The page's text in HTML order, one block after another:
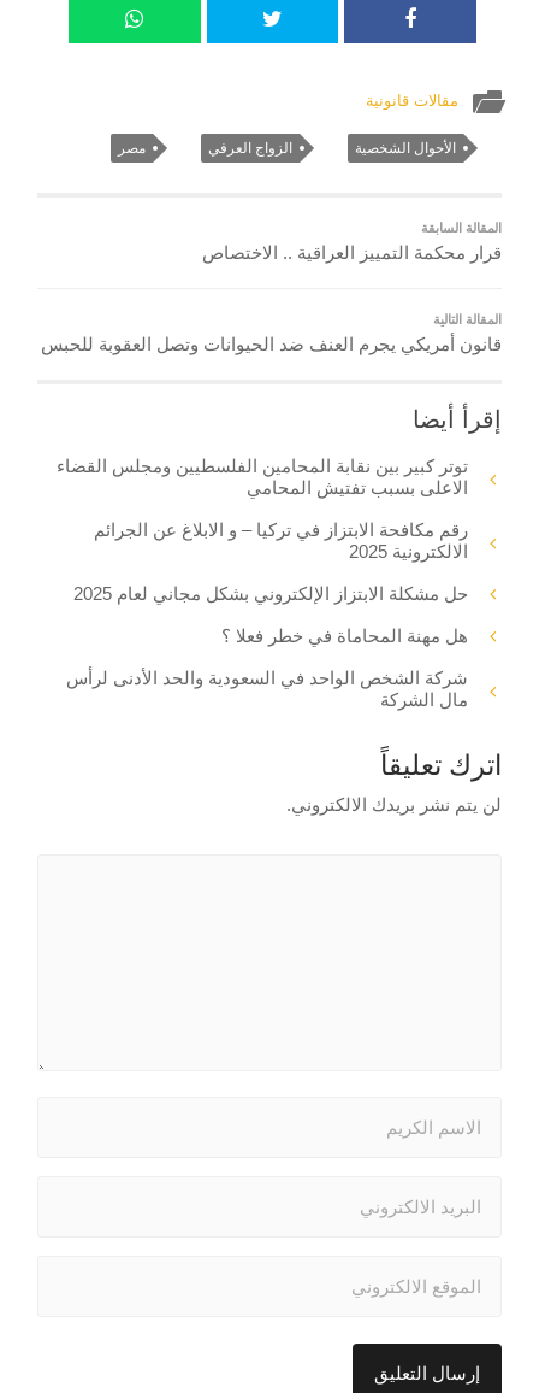
مقالات قانونية
الأحوال الشخصية الزواج العرفي مصر
المقالة السابقة
قرار محكمة التمييز العراقية .. الاختصاص
المقالة التالية
قانون أمريكي يجرم العنف ضد الحيوانات وتصل العقوبة للحبس
إقرأ أيضا
توتر كبير بين نقابة المحامين الفلسطيين ومجلس القضاء
الاعلى بسبب تفتيش المحامي
رقم مكافحة الابتزاز في تركيا – و الابلاغ عن الجرائم
الالكترونية 2025
حل مشكلة الابتزاز الإلكتروني بشكل مجاني لعام 2025
هل مهنة المحاماة في خطر فعلا ؟
شركة الشخص الواحد في السعودية والحد الأدنى لرأس
مال الشركة
اترك تعليقاً
لن يتم نشر بريدك الالكتروني.